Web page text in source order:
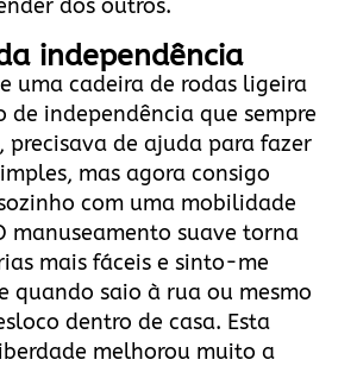
dos outros.
independência
uma cadeira de rodas ligeira
independência que sempre
precisava de ajuda para fazer
mas agora consigo
com uma mobilidade
manuseamento suave torna
mais fáceis e sinto-me
quando saio à rua ou mesmo
dentro de casa. Esta
melhorou muito a